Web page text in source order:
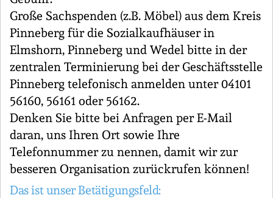
Große Sachspenden (z.B. Möbel) aus dem Kreis
Pinneberg für die Sozialkaufhäuser in
Elmshorn, Pinneberg und Wedel bitte in der
zentralen Terminierung bei der Geschäftsstelle
Pinneberg telefonisch anmelden unter 04101
56160, 56161 oder 56162.
Denken Sie bitte bei Anfragen per E-Mail
daran, uns Ihren Ort sowie Ihre
Telefonnummer zu nennen, damit wir zur
besseren Organisation zurückrufen können!
Das ist unser Betätigungsfeld: